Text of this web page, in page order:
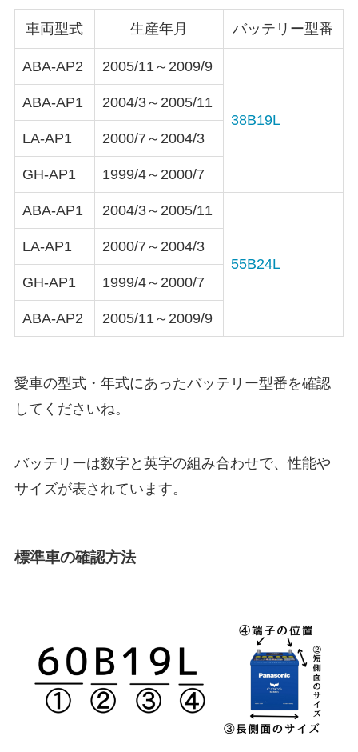
車両型式 生産年月 バッテリー型番
ABA-AP2 2005/11～2009/9
38B19L
ABA-AP1 2004/3～2005/11
LA-AP1 2000/7～2004/3
GH-AP1 1999/4～2000/7
ABA-AP1 2004/3～2005/11
55B24L
LA-AP1 2000/7～2004/3
GH-AP1 1999/4～2000/7
ABA-AP2 2005/11～2009/9
愛車の型式・年式にあったバッテリー型番を確認
してくださいね。
バッテリーは数字と英字の組み合わせで、性能や
サイズが表されています。
標準車の確認方法